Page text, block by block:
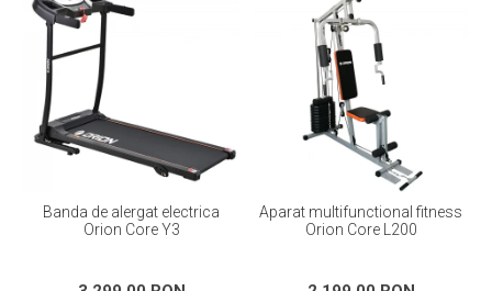
Banda de alergat electrica
Orion Core Y3
Aparat multifunctional fitness
Orion Core L200